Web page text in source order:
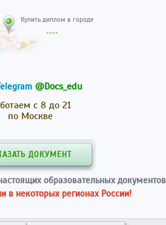
@Docs_edu
с 8 до 21
по Москве
ДОКУМЕНТ
образовательных документов
в некоторых регионах России!